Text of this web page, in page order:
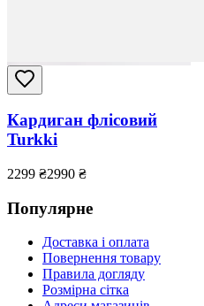
Кардиган флісовий
Turkki
2299 ₴2990 ₴
Популярне
Доставка і оплата
Повернення товару
Правила догляду
Розмірна сітка